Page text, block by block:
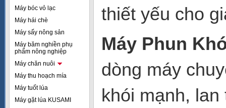
Máy bóc vỏ lạc
Máy hái chè
Máy sấy nông sản
Máy băm nghiền phụ
phẩm nông nghiệp
Máy chăn nuôi
Máy thu hoạch mía
Máy tuốt lúa
Máy gặt lúa KUSAMI
thiết yếu cho
Máy Phun
dòng máy
khói mạnh,